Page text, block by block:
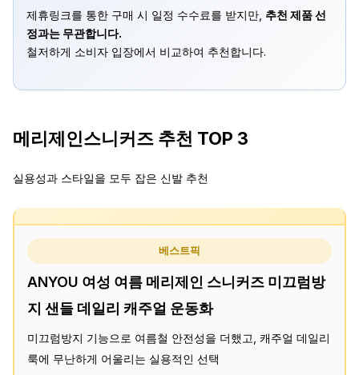
제휴링크를 통한 구매 시 일정 수수료를 받지만, 추천 제품 선
정과는 무관합니다.
철저하게 소비자 입장에서 비교하여 추천합니다.
메리제인스니커즈 추천 TOP 3
실용성과 스타일을 모두 잡은 신발 추천
베스트픽
ANYOU 여성 여름 메리제인 스니커즈 미끄럼방
지 샌들 데일리 캐주얼 운동화
미끄럼방지 기능으로 여름철 안전성을 더했고, 캐주얼 데일리
룩에 무난하게 어울리는 실용적인 선택